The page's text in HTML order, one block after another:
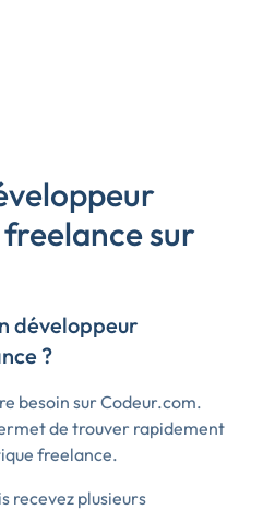
sur
développeur
?
besoin sur Codeur.com.
de trouver rapidement
freelance.
recevez plusieurs